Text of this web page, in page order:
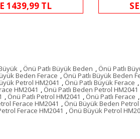
1439,99 TL
, Önü Patlı Büyük Beden , Önü Patlı
Beden Ferace , Önü Patlı Büyük Beden
Petrol HM2041 , Önü Patlı Büyük Ferace ,
HM2041 , Önü Patlı Beden Petrol HM2041
, Önü Patlı Petrol HM2041 , Önü Patlı Ferace ,
Ferace HM2041 , Önü Büyük Beden Petrol
Ferace HM2041 , Önü Büyük Petrol